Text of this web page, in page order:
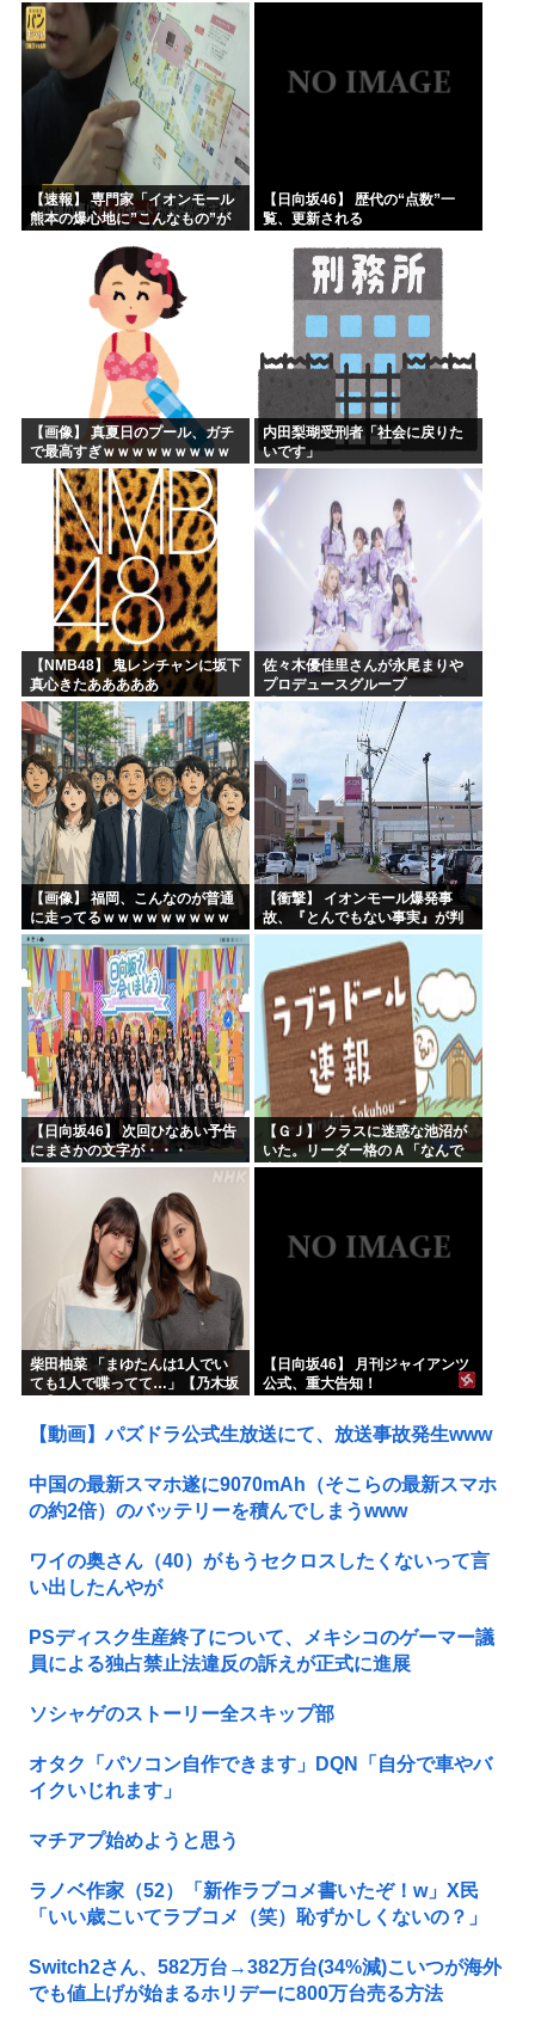
【乃木坂46】
【速報】 専門家「イオンモール
熊本の爆心地に”こんなもの”が
【日向坂46】 歴代の“点数”一
覧、更新される
【画像】 真夏日のプール、ガチ
で最高すぎｗｗｗｗｗｗｗｗｗ
内田梨瑚受刑者「社会に戻りた
いです」
【NMB48】 鬼レンチャンに坂下
真心きたあああああ
佐々木優佳里さんが永尾まりや
プロデュースグループ
「WASURENA」に加入発表！
現在のグループと兼任へ【元
AKB48ゆかるん・まりやぎ】
【画像】 福岡、こんなのが普通
に走ってるｗｗｗｗｗｗｗｗｗ
ｗｗｗｗｗｗｗ
【衝撃】 イオンモール爆発事
故、『とんでもない事実』が判
明してしまう・・・・・・
【日向坂46】 次回ひなあい予告
にまさかの文字が・・・
【ＧＪ】 クラスに迷惑な池沼が
いた。リーダー格のＡ「なんで
支援学級に入れないんです
柴田柚菜 「まゆたんは1人でい
ても1人で喋ってて…」【乃木坂
【日向坂46】 月刊ジャイアンツ
公式、重大告知！
【動画】パズドラ公式生放送にて、放送事故発生www
中国の最新スマホ遂に9070mAh（そこらの最新スマホ
の約2倍）のバッテリーを積んでしまうwww
ワイの奥さん（40）がもうセクロスしたくないって言
い出したんやが
PSディスク生産終了について、メキシコのゲーマー議
員による独占禁止法違反の訴えが正式に進展
ソシャゲのストーリー全スキップ部
オタク「パソコン自作できます」DQN「自分で車やバ
イクいじれます」
マチアプ始めようと思う
ラノベ作家（52）「新作ラブコメ書いたぞ！w」X民
「いい歳こいてラブコメ（笑）恥ずかしくないの？」
Switch2さん、582万台→382万台(34%減)こいつが海外
でも値上げが始まるホリデーに800万台売る方法